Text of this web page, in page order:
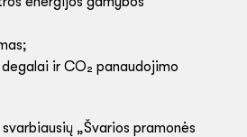
ir CO₂ panaudojimo
„Švarios pramonės